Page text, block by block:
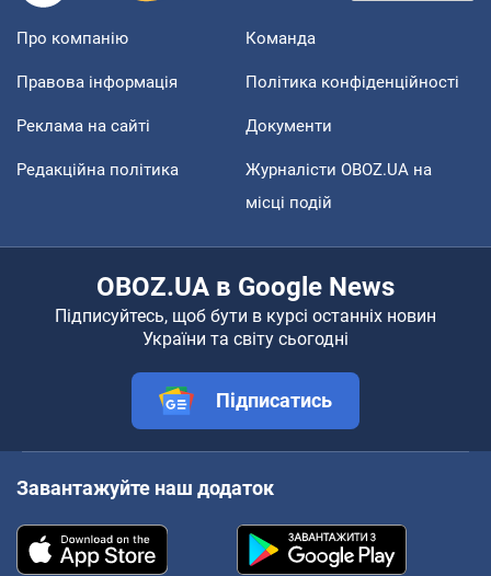
Про компанію Команда
Правова інформація Політика конфіденційності
Реклама на сайті Документи
Редакційна політика
Журналісти OBOZ.UA на
місці подій
OBOZ.UA в Google News
Підписуйтесь, щоб бути в курсі останніх новин
України та світу сьогодні
Підписатись
Завантажуйте наш додаток